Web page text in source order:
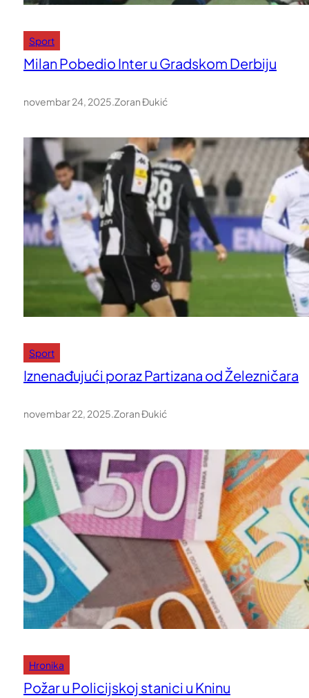
Sport
Milan Pobedio Inter u Gradskom Derbiju
novembar 24, 2025.Zoran Đukić
Sport
Iznenađujući poraz Partizana od Železničara
novembar 22, 2025.Zoran Đukić
Hronika
Požar u Policijskoj stanici u Kninu